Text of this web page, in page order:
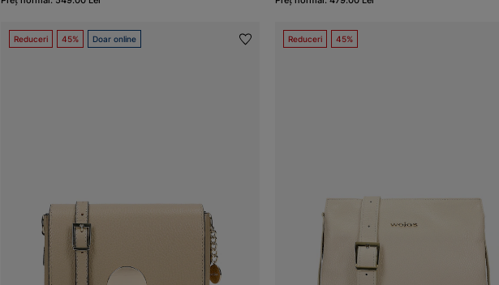
Reduceri 45% Doar online Reduceri 45%